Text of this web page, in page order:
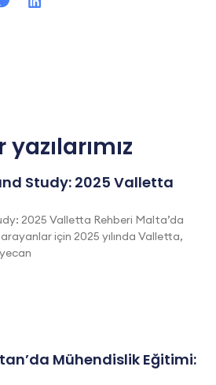
yazılarımız
Study: 2025 Valletta
2025 Valletta Rehberi Malta’da
için 2025 yılında Valletta,
Mühendislik Eğitimi: